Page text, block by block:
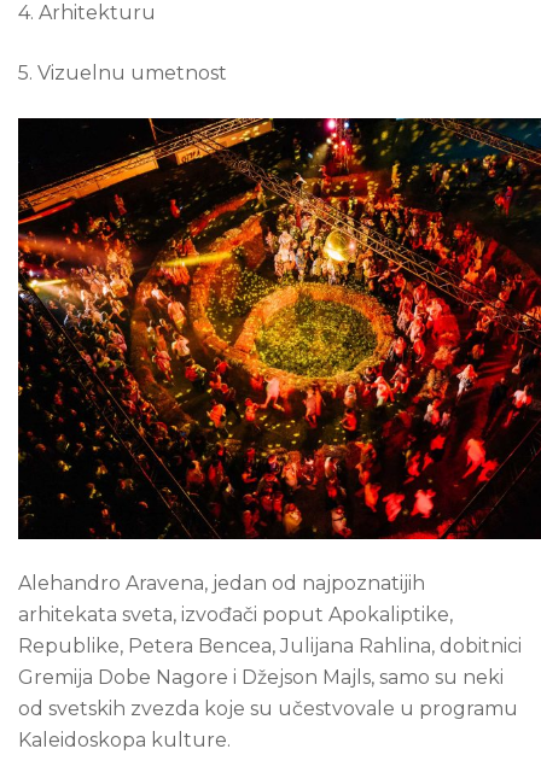
4. Arhitekturu
5. Vizuelnu umetnost
Alehandro Aravena, jedan od najpoznatijih
arhitekata sveta, izvođači poput Apokaliptike,
Republike, Petera Bencea, Julijana Rahlina, dobitnici
Gremija Dobe Nagore i Džejson Majls, samo su neki
od svetskih zvezda koje su učestvovale u programu
Kaleidoskopa kulture.